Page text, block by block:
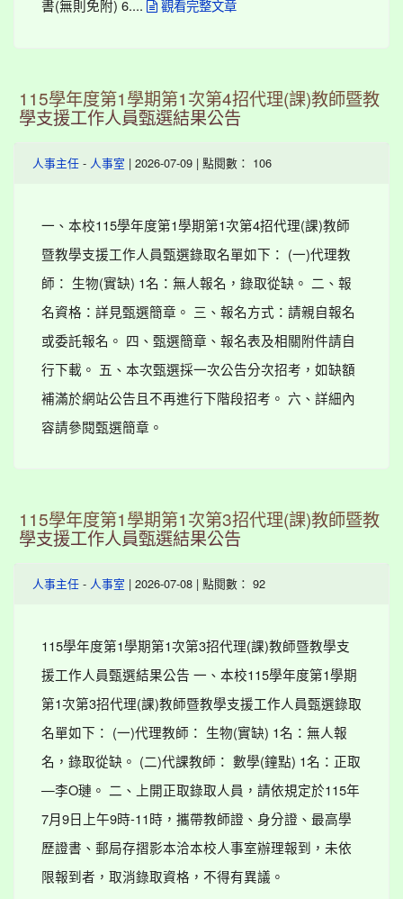
書(無則免附) 6....
觀看完整文章
115學年度第1學期第1次第4招代理(課)教師暨教
學支援工作人員甄選結果公告
人事主任 - 人事室 | 2026-07-09 | 點閱數： 106
一、本校115學年度第1學期第1次第4招代理(課)教師
暨教學支援工作人員甄選錄取名單如下： (一)代理教
師： 生物(實缺) 1名：無人報名，錄取從缺。 二、報
名資格：詳見甄選簡章。 三、報名方式：請親自報名
或委託報名。 四、甄選簡章、報名表及相關附件請自
行下載。 五、本次甄選採一次公告分次招考，如缺額
補滿於網站公告且不再進行下階段招考。 六、詳細內
容請參閱甄選簡章。
115學年度第1學期第1次第3招代理(課)教師暨教
學支援工作人員甄選結果公告
人事主任 - 人事室 | 2026-07-08 | 點閱數： 92
115學年度第1學期第1次第3招代理(課)教師暨教學支
援工作人員甄選結果公告 一、本校115學年度第1學期
第1次第3招代理(課)教師暨教學支援工作人員甄選錄取
名單如下： (一)代理教師： 生物(實缺) 1名：無人報
名，錄取從缺。 (二)代課教師： 數學(鐘點) 1名：正取
—李O璉。 二、上開正取錄取人員，請依規定於115年
7月9日上午9時-11時，攜帶教師證、身分證、最高學
歷證書、郵局存摺影本洽本校人事室辦理報到，未依
限報到者，取消錄取資格，不得有異議。